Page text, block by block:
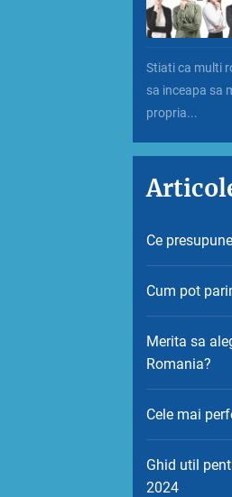
Stiati ca multi
sa inceapa sa
propria...
Ce
Cum pot
Merita sa
Romania?
Cele mai
Ghid util
2024